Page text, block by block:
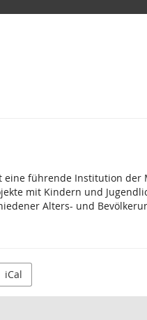
eine führende Institution
mit Kindern und
Alters- und
iCal